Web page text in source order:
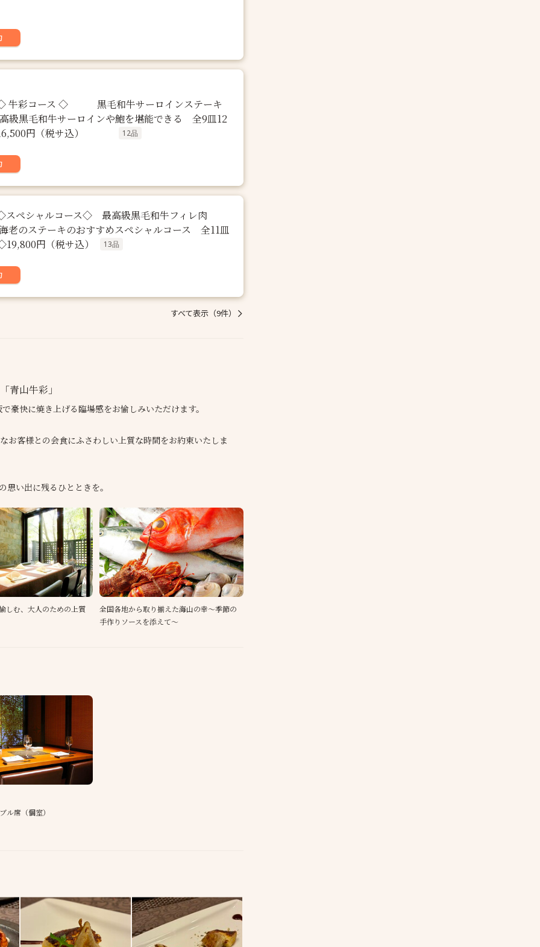
コース ◇ 黒毛和牛サーロインステーキ
級黒毛和牛サーロインや鮑を堪能できる 全9皿12
円（税サ込）
12品
ャルコース◇ 最高級黒毛和牛フィレ肉
老のステーキのおすすめスペシャルコース 全11皿
（税サ込）
13品
すべて表示（9件）
青山牛彩」
豪快に焼き上げる臨場感をお愉しみいただけます。
お客様との会食にふさわしい上質な時間をお約束いたしま
い出に残るひとときを。
しむ、大人のための上質
全国各地から取り揃えた海山の幸～季節の
手作りソースを添えて～
ル席（個室）